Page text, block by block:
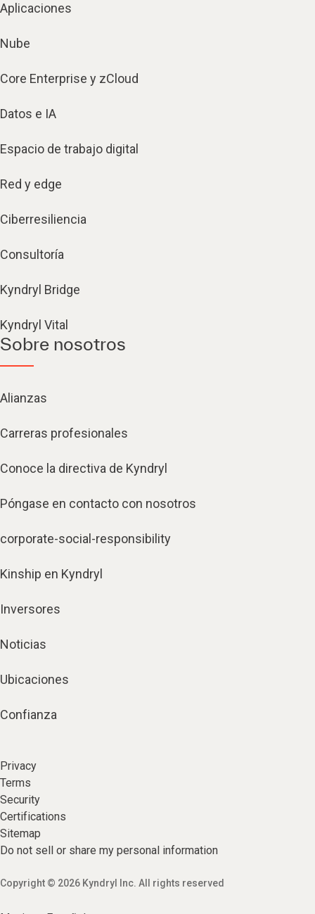
Aplicaciones
Nube
Core Enterprise y zCloud
Datos e IA
Espacio de trabajo digital
Red y edge
Ciberresiliencia
Consultoría
Kyndryl Bridge
Kyndryl Vital
Sobre nosotros
Alianzas
Carreras profesionales
Conoce la directiva de Kyndryl
Póngase en contacto con nosotros
corporate-social-responsibility
Kinship en Kyndryl
Inversores
Noticias
Ubicaciones
Confianza
Privacy
Terms
Security
Certifications
Sitemap
Do not sell or share my personal information
Copyright © 2026 Kyndryl Inc. All rights reserved